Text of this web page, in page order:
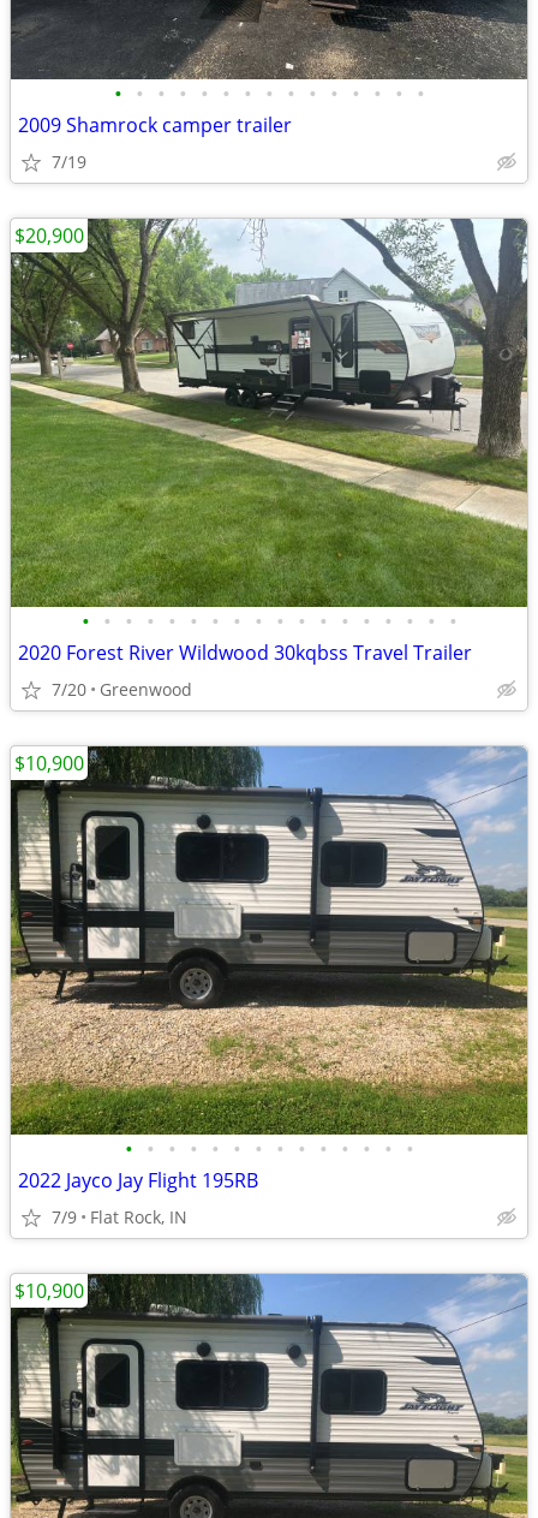
• • • • • • • • • • • • • • •
2009 Shamrock camper trailer
7/19
• • • • • • • • • • • • • • • • • •
2020 Forest River Wildwood 30kqbss Travel Trailer
7/20 Greenwood
$20,900
• • • • • • • • • • • • • •
2022 Jayco Jay Flight 195RB
7/9 Flat Rock, IN
$10,900
$10,900